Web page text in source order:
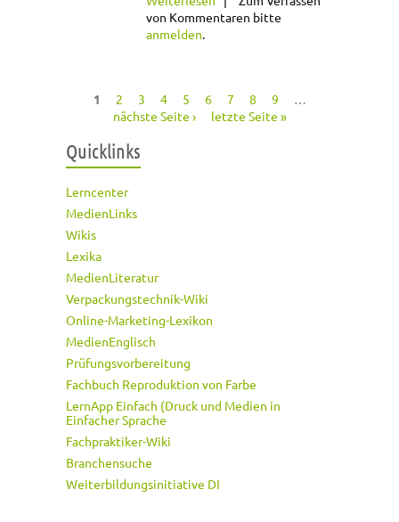
abbinden
von Kommentaren bitte
anmelden.
1 2 3 4 5 6 7 8 9
…
nächste Seite ›
letzte Seite »
Quicklinks
Lerncenter
MedienLinks
Wikis
Lexika
MedienLiteratur
Verpackungstechnik-Wiki
Online-Marketing-Lexikon
MedienEnglisch
Prüfungsvorbereitung
Fachbuch Reproduktion von Farbe
LernApp Einfach (Druck und Medien in
Einfacher Sprache
Fachpraktiker-Wiki
Branchensuche
Weiterbildungsinitiative DI